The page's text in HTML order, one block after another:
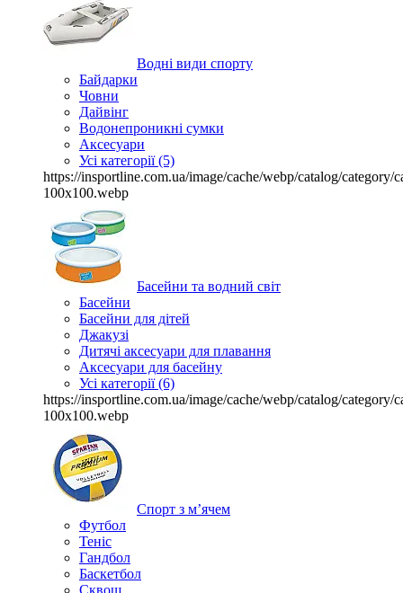
Водні види спорту
Байдарки
Човни
Дайвінг
Водонепроникні сумки
Аксесуари
Усі категорії (5)
https://insportline.com.ua/image/cache/webp/catalog/category/
100x100.webp
Басейни та водний світ
Басейни
Басейни для дітей
Джакузі
Дитячі аксесуари для плавання
Аксесуари для басейну
Усі категорії (6)
https://insportline.com.ua/image/cache/webp/catalog/category/
100x100.webp
Спорт з м’ячем
Футбол
Теніс
Гандбол
Баскетбол
Сквош